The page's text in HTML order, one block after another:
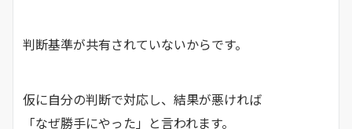
判断基準が共有されていないからです。
仮に自分の判断で対応し、結果が悪ければ
「なぜ勝手にやった」と言われます。